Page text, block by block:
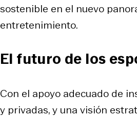
sostenible en el nuevo
entretenimiento.​
El futuro de los
Con el apoyo adecuado de
y privadas, y una visión